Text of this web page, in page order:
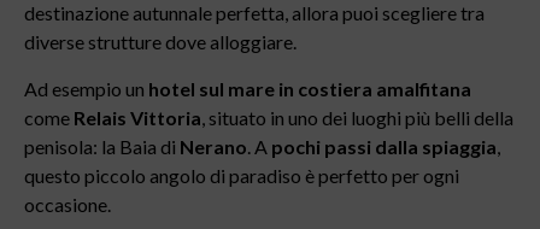
destinazione autunnale perfetta, allora puoi scegliere tra
diverse strutture dove alloggiare.
Ad esempio un hotel sul mare in costiera amalfitana
come Relais Vittoria , situato in uno dei luoghi più belli della
penisola: la Baia di Nerano . A pochi passi dalla spiaggia
questo piccolo angolo di paradiso è perfetto per ogni
occasione.